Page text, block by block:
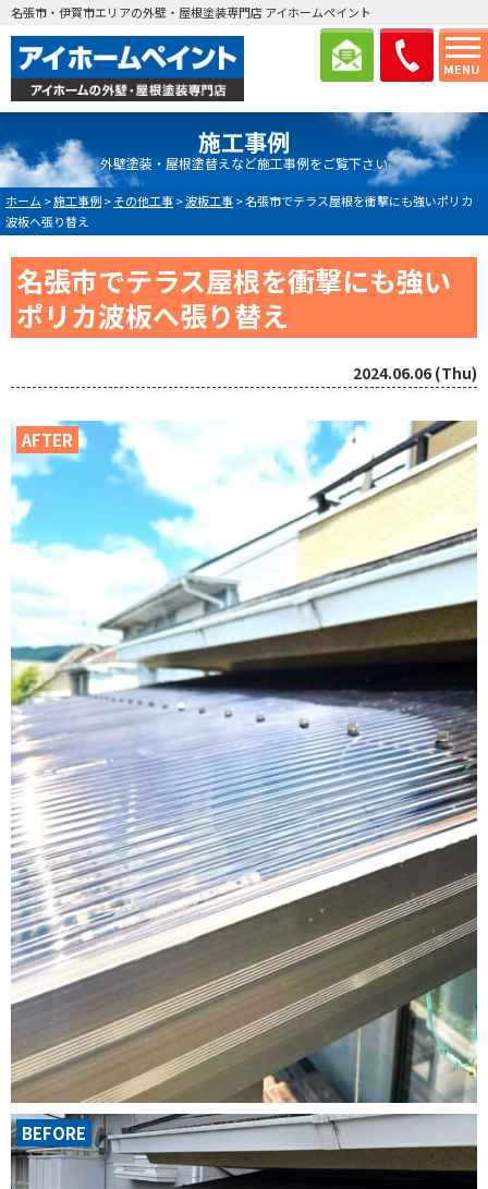
MENU
名張市・伊賀市エリアの外壁・屋根塗装専門店 アイホームペイント
施工事例
外壁塗装・屋根塗替えなど施工事例をご覧下さい
ホーム >施工事例>その他工事>波板工事>名張市でテラス屋根を衝撃にも強いポリカ
波板へ張り替え
名張市でテラス屋根を衝撃にも強い
ポリカ波板へ張り替え
2024.06.06 (Thu)
AFTER
BEFORE